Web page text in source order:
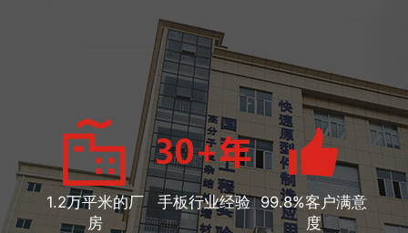
1.2万平米的厂
房
手板行业经验 99.8%客户满意
度